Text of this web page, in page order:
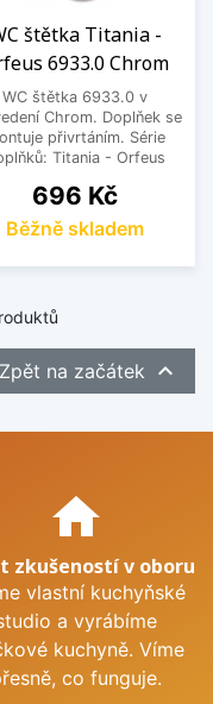
štětka Titania -
6933.0 Chrom
WC štětka 6933.0 v
Chrom. Doplňek se
přivrtáním. Série
Titania - Orfeus
Cena
696 Kč
Běžně skladem
Zpět na začátek 
home
zkušeností v oboru
vlastní kuchyňské
a vyrábíme
kuchyně. Víme
co funguje.